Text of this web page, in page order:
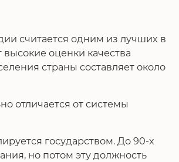
считается одним из лучших в
оценки качества
страны составляет около
отличается от системы
государством. До 90-х
но потом эту должность